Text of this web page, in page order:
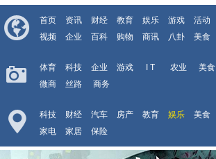
首页 资讯 财经 教育 娱乐 游戏 活动
视频
企业 百科 购物 商讯 八卦 美食
体育 科技 企业 游戏 I T 农业 美食
微商
丝路 商务
科技 财经 汽车 房产 教育 娱乐 美食
家电
家居 保险